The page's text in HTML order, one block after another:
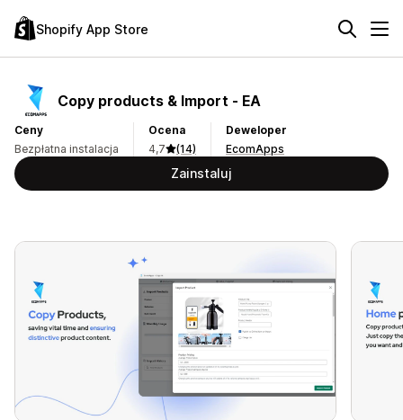
Shopify App Store
Copy products & Import ‑ EA
Ceny
Bezpłatna instalacja
Ocena
4,7
(14)
Deweloper
EcomApps
Zainstaluj